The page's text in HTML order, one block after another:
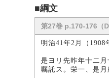
■綱文
第27巻 p.170-176（
明治41年2月（1908
是ヨリ先昨年十二
嘱託ス。栄一、是